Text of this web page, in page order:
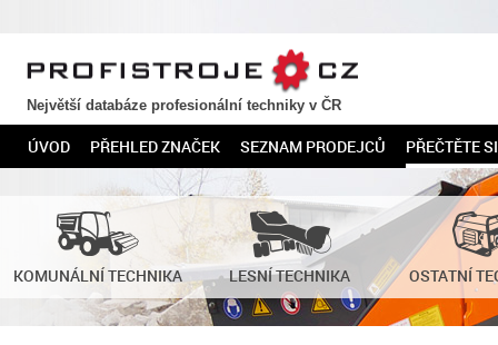
PROFISTROJE.CZ
Největší databáze profesionální techniky v ČR
ÚVOD PŘEHLED ZNAČEK SEZNAM PRODEJCŮ PŘEČTĚTE SI
KOMUNÁLNÍ TECHNIKA LESNÍ TECHNIKA OSTATNÍ